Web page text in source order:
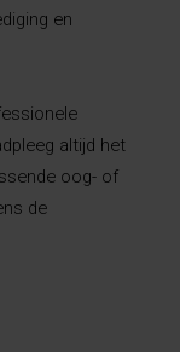
en
altijd het
oog- of
de